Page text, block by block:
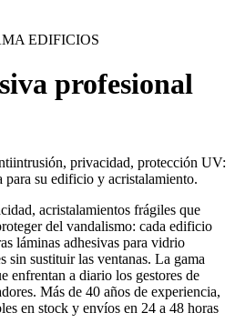
EDIFICIOS
profesional
privacidad, protección UV:
para su edificio y acristalamiento.
acristalamientos frágiles que
del vandalismo: cada edificio
láminas adhesivas para vidrio
sin sustituir las ventanas. La gama
enfrentan a diario los gestores de
Más de 40 años de experiencia,
en stock y envíos en 24 a 48 horas